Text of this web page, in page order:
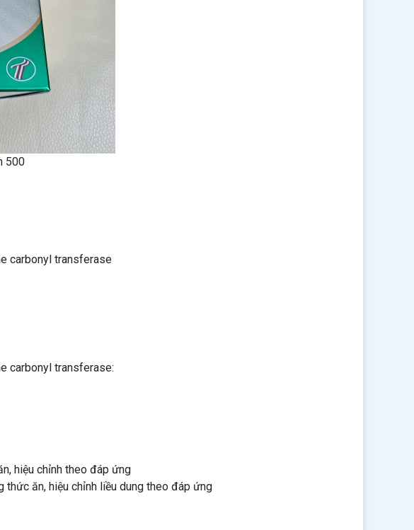
500
carbonyl transferase
carbonyl transferase:
hiệu chỉnh theo đáp ứng
ăn, hiệu chỉnh liều dung theo đáp ứng